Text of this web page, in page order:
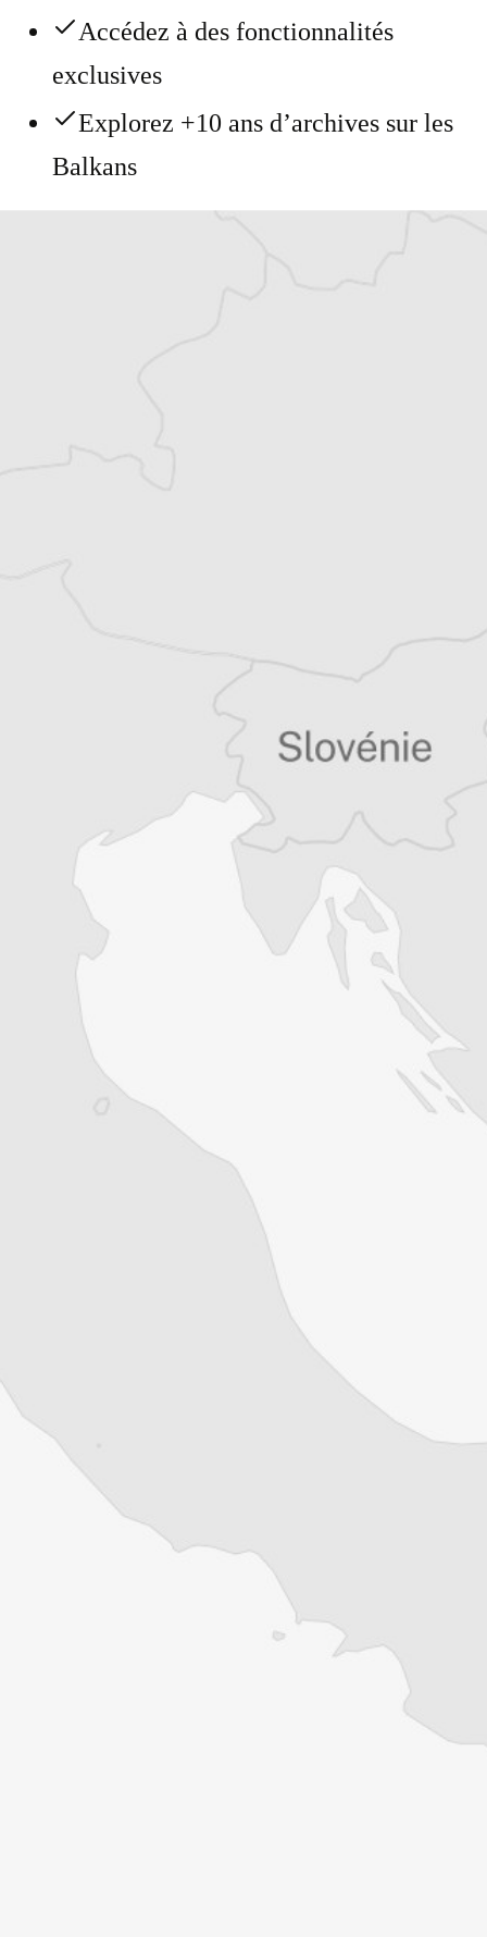
Accédez à des fonctionnalités
exclusives
Explorez +10 ans d’archives sur les
Balkans